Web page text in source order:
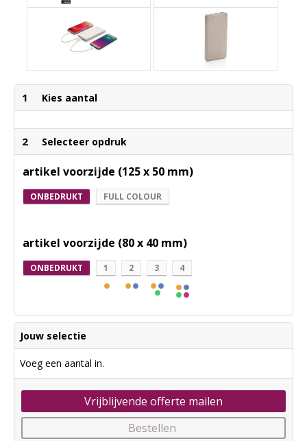
1 Kies aantal
2 Selecteer opdruk
artikel voorzijde (125 x 50 mm)
ONBEDRUKT FULL COLOUR
artikel voorzijde (80 x 40 mm)
ONBEDRUKT 1 2 3 4
Jouw selectie
Voeg een aantal in.
Vrijblijvende offerte mailen
Bestellen